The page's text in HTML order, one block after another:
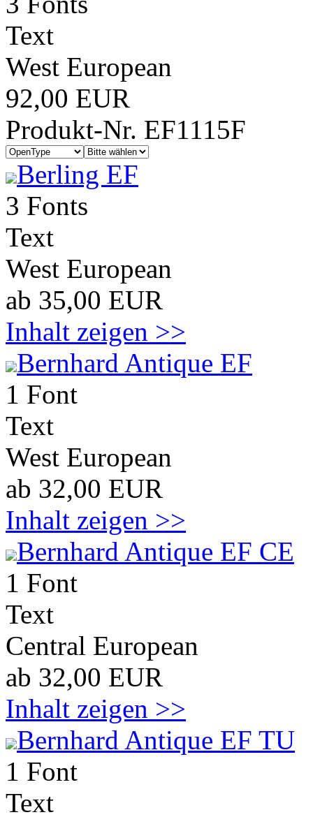
Text
West European
92,00 EUR
Produkt-Nr. EF1115F
Berling EF
3 Fonts
Text
West European
ab 35,00 EUR
Inhalt zeigen >>
Bernhard Antique EF
1 Font
Text
West European
ab 32,00 EUR
Inhalt zeigen >>
Bernhard Antique EF CE
1 Font
Text
Central European
ab 32,00 EUR
Inhalt zeigen >>
Bernhard Antique EF TU
1 Font
Text